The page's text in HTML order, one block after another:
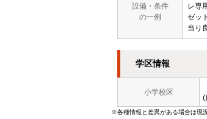
設備・条件
の一例
レ専
ゼッ
当り
学区情報
小学校区
()
※各種情報と差異がある場合は現